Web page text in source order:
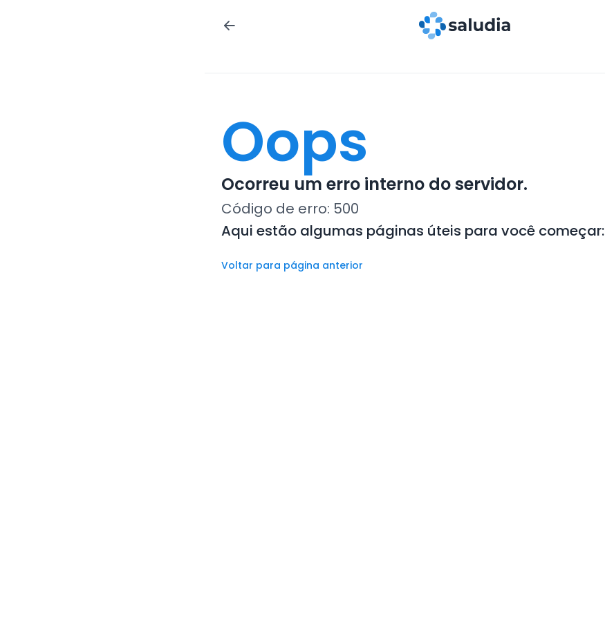
Oops
Ocorreu um erro interno do servidor.
Código de erro: 500
Aqui estão algumas páginas úteis para você começar:
Voltar para página anterior